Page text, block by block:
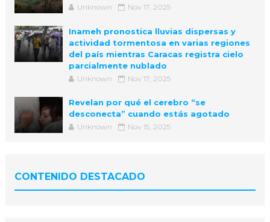
Unknown Nov 17, 2025
Inameh pronostica lluvias dispersas y
actividad tormentosa en varias regiones
del país mientras Caracas registra cielo
parcialmente nublado
Unknown Nov 17, 2025
Revelan por qué el cerebro “se
desconecta” cuando estás agotado
Unknown Nov 15, 2025
CONTENIDO DESTACADO